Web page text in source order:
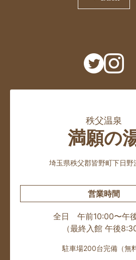
秩父温泉
満願の
埼玉県秩父郡皆野町下日
営業時間
全日 午前10:00〜午
（最終入館 午後8:30
駐車場200台完備（無料